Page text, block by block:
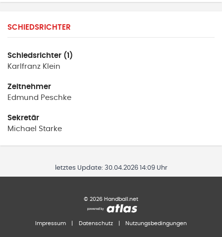
SCHIEDSRICHTER
Schiedsrichter (1)
Karlfranz Klein
Zeitnehmer
Edmund Peschke
Sekretär
Michael Starke
letztes Update: 30.04.2026 14:09 Uhr
© 2026 Handball.net
Impressum Datenschutz Nutzungsbedingungen